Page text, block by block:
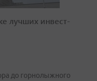
лучших инвест-
до горнолыжного